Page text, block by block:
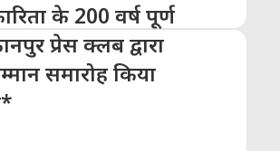
के 200 वर्ष पूर्ण
प्रेस क्लब द्वारा
समारोह किया